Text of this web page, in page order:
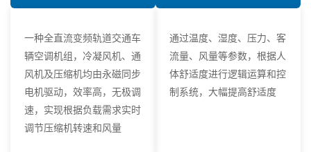
一种全直流变频轨道交通车
辆空调机组，冷凝风机、通
风机及压缩机均由永磁同步
电机驱动，效率高，无极调
速，实现根据负载需求实时
调节压缩机转速和风量
通过温度、湿度、压力、客
流量、风量等参数，根据人
体舒适度进行逻辑运算和控
制系统，大幅提高舒适度